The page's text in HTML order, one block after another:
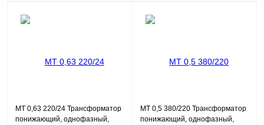
MT 0,63 220/24 Трансформатор
понижающий, однофазный,
MT 0,5 380/220 Трансформатор
понижающий, однофазный,